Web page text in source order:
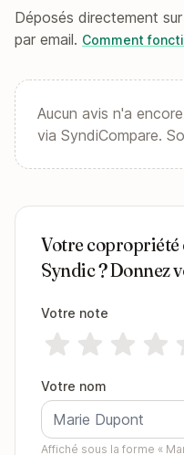
Déposés directement
par email. Comment
Aucun avis n'a
via SyndiCompare.
Votre copropriété
Syndic ? Donnez
Votre note
Votre nom
Affiché sous la forme «